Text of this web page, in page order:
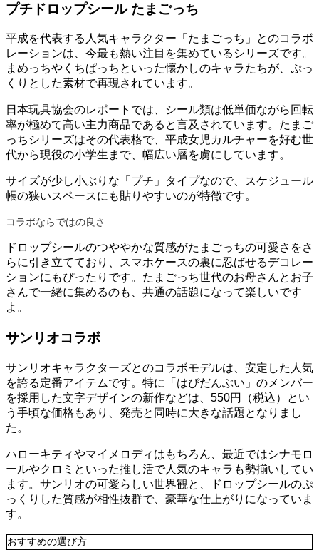
プチドロップシール たまごっち
平成を代表する人気キャラクター「たまごっち」とのコラボ
レーションは、今最も熱い注目を集めているシリーズです。
まめっちやくちぱっちといった懐かしのキャラたちが、ぷっ
くりとした素材で再現されています。
日本玩具協会のレポートでは、シール類は低単価ながら回転
率が極めて高い主力商品であると言及されています。たまご
っちシリーズはその代表格で、平成女児カルチャーを好む世
代から現役の小学生まで、幅広い層を虜にしています。
サイズが少し小ぶりな「プチ」タイプなので、スケジュール
帳の狭いスペースにも貼りやすいのが特徴です。
コラボならではの良さ
ドロップシールのつややかな質感がたまごっちの可愛さをさ
らに引き立てており、スマホケースの裏に忍ばせるデコレー
ションにもぴったりです。たまごっち世代のお母さんとお子
さんで一緒に集めるのも、共通の話題になって楽しいです
よ。
サンリオコラボ
サンリオキャラクターズとのコラボモデルは、安定した人気
を誇る定番アイテムです。特に「はぴだんぶい」のメンバー
を採用した文字デザインの新作などは、550円（税込）とい
う手頃な価格もあり、発売と同時に大きな話題となりまし
た。
ハローキティやマイメロディはもちろん、最近ではシナモロ
ールやクロミといった推し活で人気のキャラも勢揃いしてい
ます。サンリオの可愛らしい世界観と、ドロップシールのぷ
っくりした質感が相性抜群で、豪華な仕上がりになっていま
す。
おすすめの選び方